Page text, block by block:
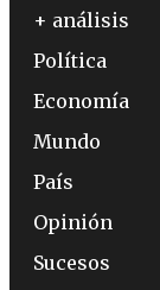
+ análisis
Política
Economía
Mundo
País
Opinión
Sucesos